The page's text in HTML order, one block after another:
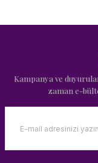
Kampanya ve
zaman e-